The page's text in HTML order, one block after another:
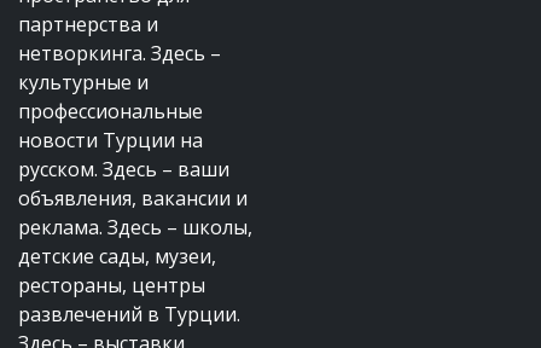
партнерства и
нетворкинга. Здесь –
культурные и
профессиональные
новости Турции на
русском. Здесь – ваши
объявления, вакансии и
реклама. Здесь – школы,
детские сады, музеи,
рестораны, центры
развлечений в Турции.